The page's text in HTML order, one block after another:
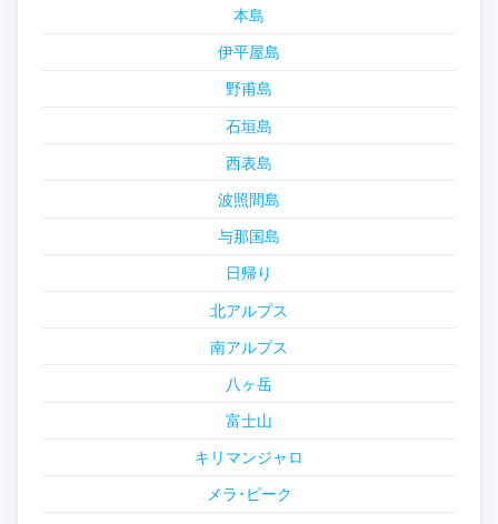
本島
伊平屋島
野甫島
石垣島
西表島
波照間島
与那国島
日帰り
北アルプス
南アルプス
八ヶ岳
富士山
キリマンジャロ
メラ･ピーク